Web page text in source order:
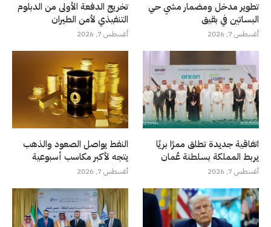
تطوير مدخل ومضمار مشي حي
البساتين في بقيق
أغسطس 7, 2026
تخريج الدفعة الأولى من الدبلوم
التنفيذي لأمن الطيران
أغسطس 7, 2026
اتفاقية جديدة تطلق ممرًا بريًا
يربط المملكة بسلطنة عُمان
أغسطس 7, 2026
النفط يواصل الصعود والذهب
يتجه لأكبر مكاسب أسبوعية
أغسطس 7, 2026